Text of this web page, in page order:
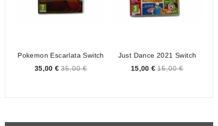
Pokemon Escarlata Switch
Price
35,00 € 35,00 €
Just Dance 2021 Switch
Price
15,00 € 15,00 €